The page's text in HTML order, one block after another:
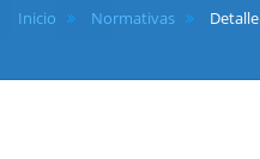
Inicio Normativas Detalle